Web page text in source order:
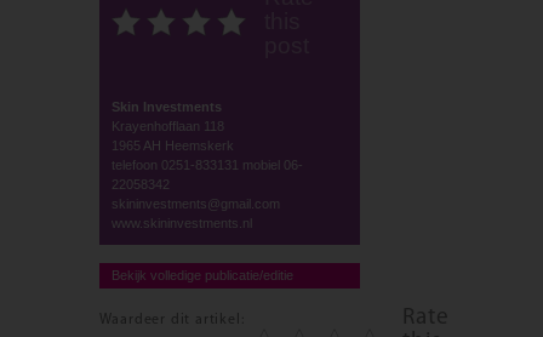
Skin Investments
Krayenhofflaan 118
1965 AH Heemskerk
telefoon 0251-833131 mobiel 06-
22058342
skininvestments@gmail.com
www.skininvestments.nl
Bekijk volledige publicatie/editie
Waardeer dit artikel:
Rate